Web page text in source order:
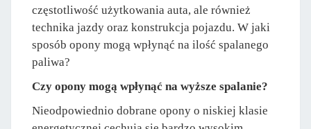
częstotliwość użytkowania auta, ale również
technika jazdy oraz konstrukcja pojazdu. W jaki
sposób opony mogą wpłynąć na ilość spalanego
paliwa?
Czy opony mogą wpłynąć na wyższe spalanie?
Nieodpowiednio dobrane opony o niskiej klasie